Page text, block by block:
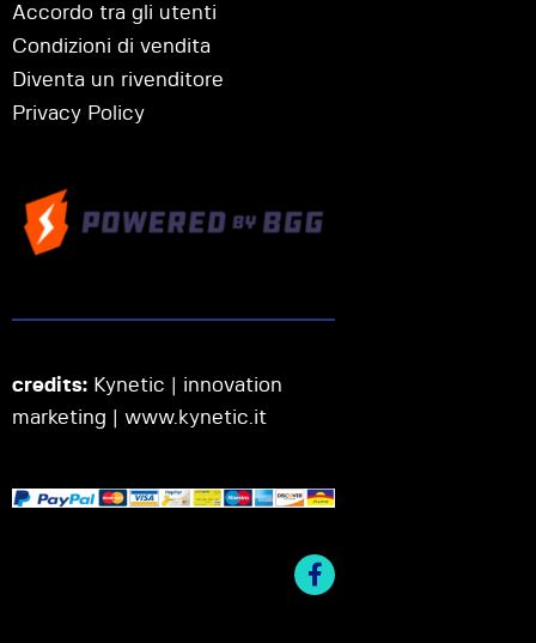
Accordo tra gli utenti
Condizioni di vendita
Diventa un rivenditore
Privacy Policy
credits: Kynetic | innovation
marketing | www.kynetic.it